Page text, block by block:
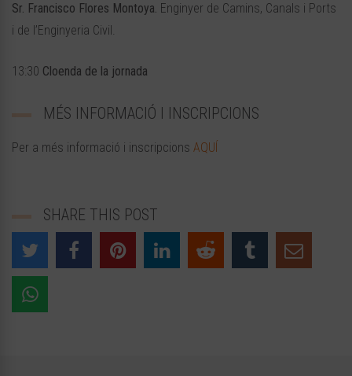
Sr. Francisco Flores Montoya. Enginyer de Camins, Canals i Ports
i de l’Enginyeria Civil.
13:30 Cloenda de la jornada
MÉS INFORMACIÓ I INSCRIPCIONS
Per a més informació i inscripcions AQUÍ
SHARE THIS POST